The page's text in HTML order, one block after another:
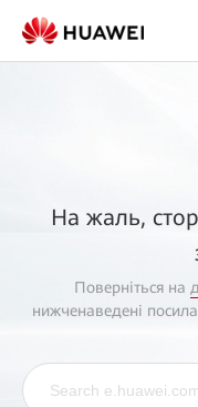
На жаль,
Поверніться на
нижченаведені